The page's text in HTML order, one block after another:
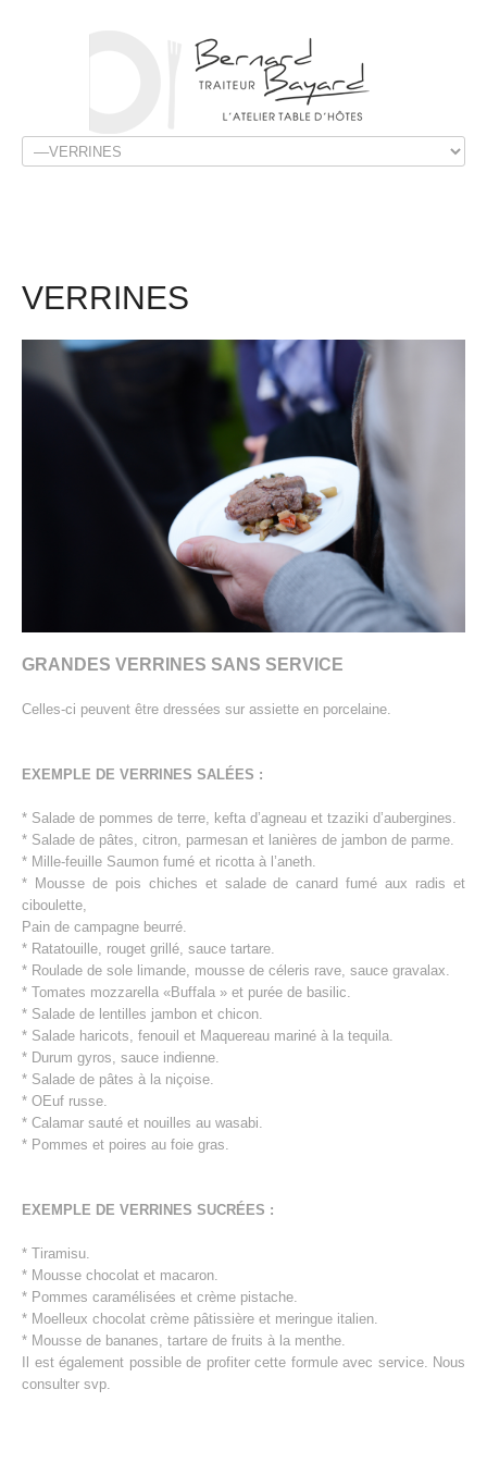
EVÉNEMENTS
VERRINES
GRANDES VERRINES SANS SERVICE
Celles-ci peuvent être dressées sur assiette en porcelaine.
EXEMPLE DE VERRINES SALÉES :
* Salade de pommes de terre, kefta d’agneau et tzaziki d’aubergines.
* Salade de pâtes, citron, parmesan et lanières de jambon de parme.
* Mille-feuille Saumon fumé et ricotta à l’aneth.
* Mousse de pois chiches et salade de canard fumé aux radis et
ciboulette,
Pain de campagne beurré.
* Ratatouille, rouget grillé, sauce tartare.
* Roulade de sole limande, mousse de céleris rave, sauce gravalax.
* Tomates mozzarella «Buffala » et purée de basilic.
* Salade de lentilles jambon et chicon.
* Salade haricots, fenouil et Maquereau mariné à la tequila.
* Durum gyros, sauce indienne.
* Salade de pâtes à la niçoise.
* OEuf russe.
* Calamar sauté et nouilles au wasabi.
* Pommes et poires au foie gras.
EXEMPLE DE VERRINES SUCRÉES :
* Tiramisu.
* Mousse chocolat et macaron.
* Pommes caramélisées et crème pistache.
* Moelleux chocolat crème pâtissière et meringue italien.
* Mousse de bananes, tartare de fruits à la menthe.
Il est également possible de profiter cette formule avec service. Nous
consulter svp.